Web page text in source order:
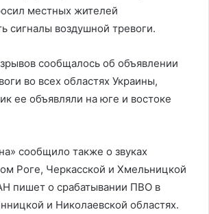
местных жителей
сигналы воздушной тревоги.
сообщалось об объявлении
во всех областях Украины,
ее объявляли на юге и востоке
сообщило также о звуках
Роге, Черкасской и Хмельницкой
пишет о срабатывании ПВО в
и Николаевской областях.